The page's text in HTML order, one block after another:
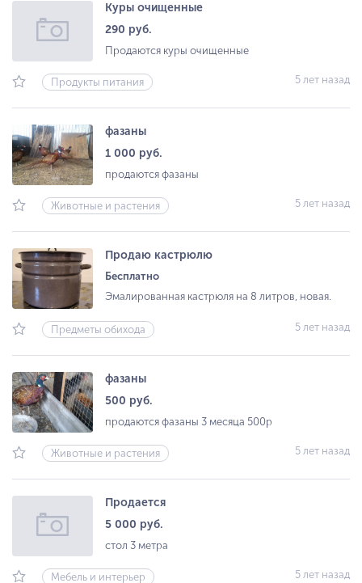
Куры очищенные
290 руб.
Продаются куры очищенные
Продукты питания 5 лет назад
фазаны
1 000 руб.
продаются фазаны
Животные и растения 5 лет назад
Продаю кастрюлю
Бесплатно
Эмалированная кастрюля на 8 литров, новая.
Предметы обихода 5 лет назад
фазаны
500 руб.
продаются фазаны 3 месяца 500р
Животные и растения 5 лет назад
Продается
5 000 руб.
стол 3 метра
Мебель и интерьер 5 лет назад